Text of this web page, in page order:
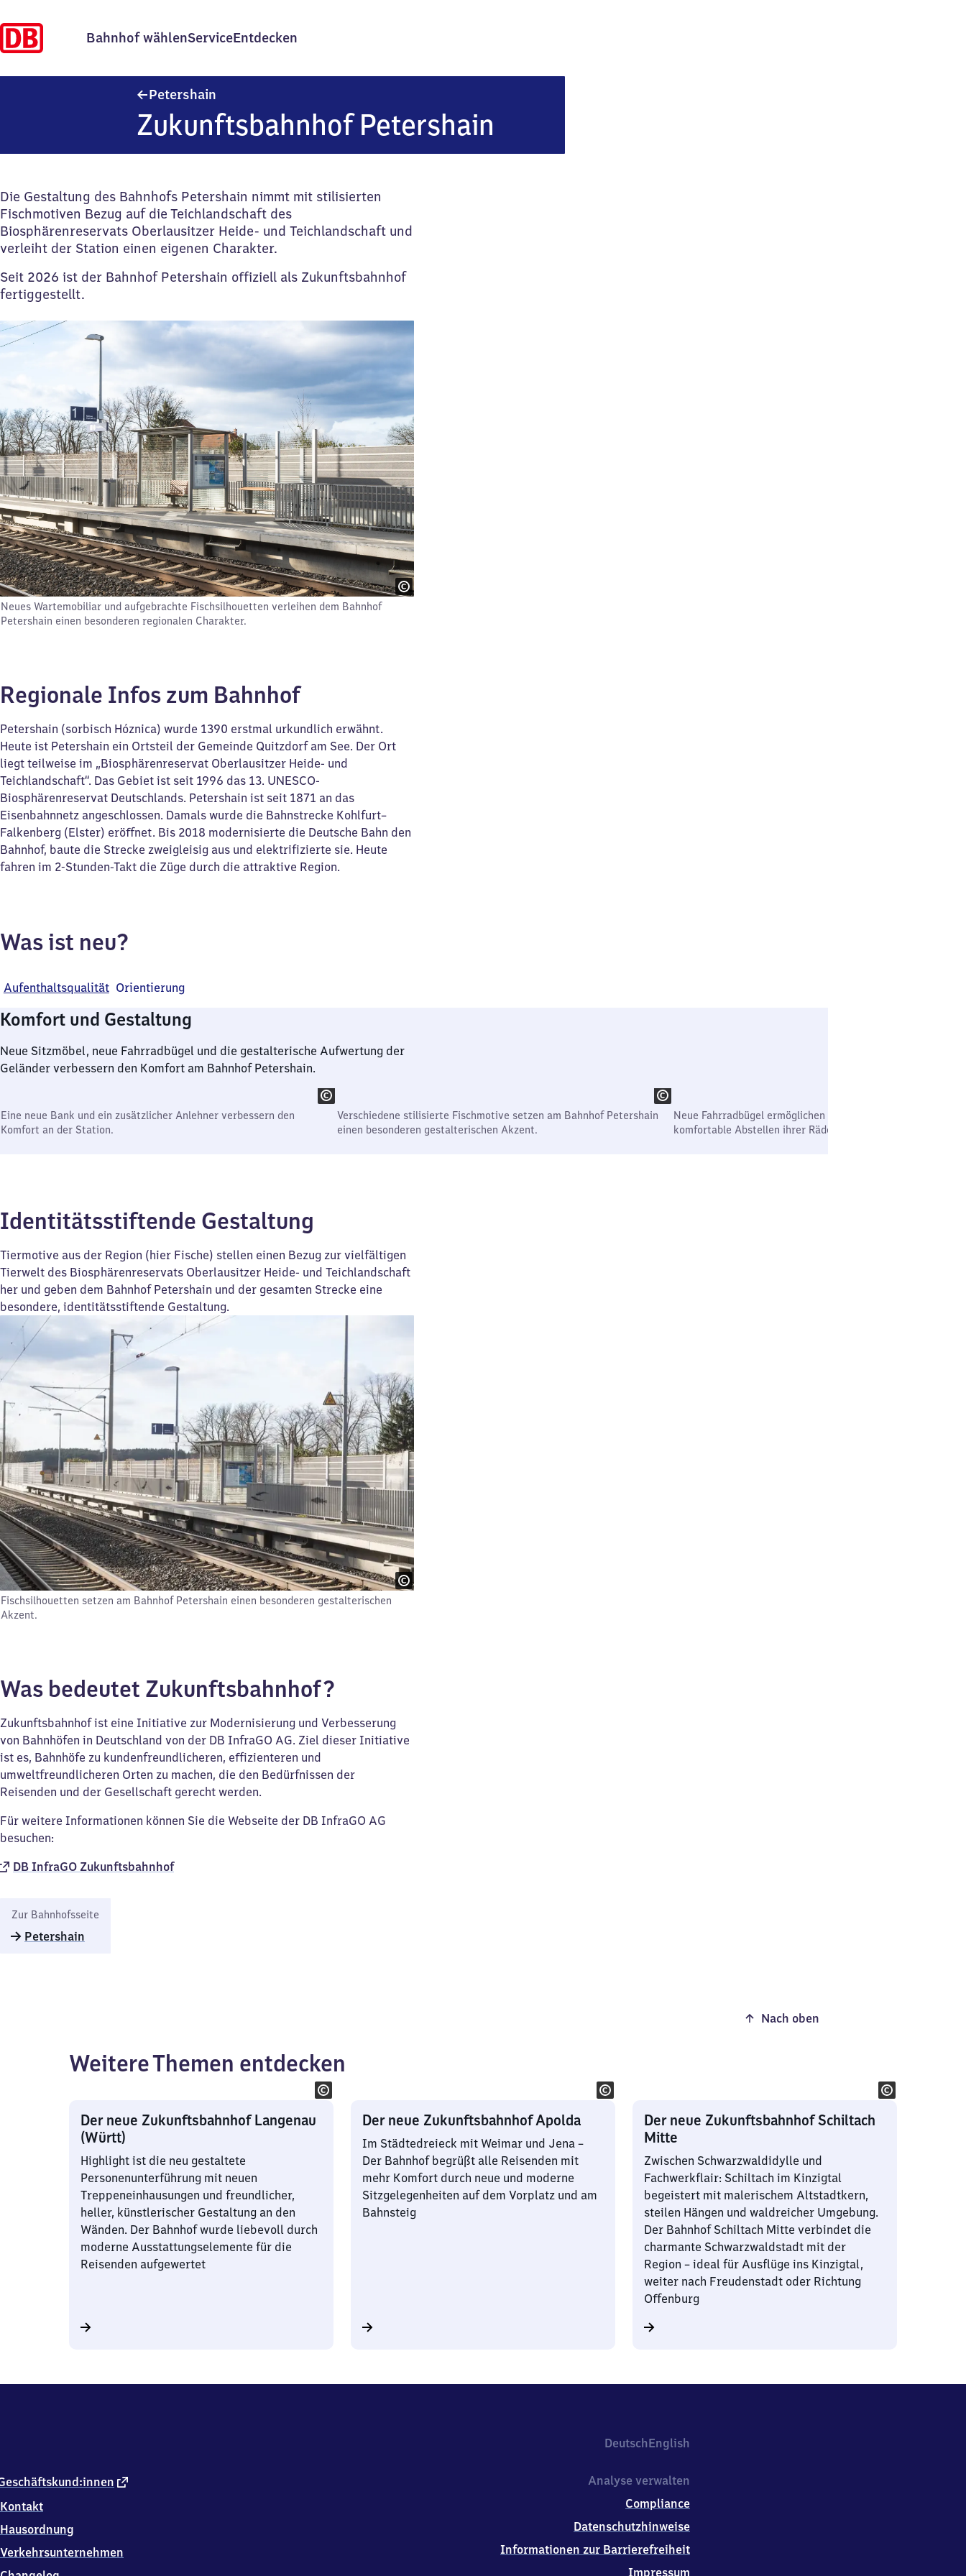
Bahnhof wählenServiceEntdecken
Petershain
Zukunftsbahnhof Petershain
Die Gestaltung des Bahnhofs Petershain nimmt mit stilisierten
Fischmotiven Bezug auf die Teichlandschaft des
Biosphärenreservats Oberlausitzer Heide- und Teichlandschaft und
verleiht der Station einen eigenen Charakter.
Seit 2026 ist der Bahnhof Petershain offiziell als Zukunftsbahnhof
fertiggestellt.
Neues Wartemobiliar und aufgebrachte Fischsilhouetten verleihen dem Bahnhof
Petershain einen besonderen regionalen Charakter.
Regionale Infos zum Bahnhof
Petershain (sorbisch Hóznica) wurde 1390 erstmal urkundlich erwähnt.
Heute ist Petershain ein Ortsteil der Gemeinde Quitzdorf am See. Der Ort
liegt teilweise im „Biosphärenreservat Oberlausitzer Heide- und
Teichlandschaft“. Das Gebiet ist seit 1996 das 13. UNESCO-
Biosphärenreservat Deutschlands. Petershain ist seit 1871 an das
Eisenbahnnetz angeschlossen. Damals wurde die Bahnstrecke Kohlfurt–
Falkenberg (Elster) eröffnet. Bis 2018 modernisierte die Deutsche Bahn den
Bahnhof, baute die Strecke zweigleisig aus und elektrifizierte sie. Heute
fahren im 2-Stunden-Takt die Züge durch die attraktive Region.
Was ist neu?
Aufenthaltsqualität Orientierung
Komfort und Gestaltung
Neue Sitzmöbel, neue Fahrradbügel und die gestalterische Aufwertung der
Geländer verbessern den Komfort am Bahnhof Petershain.
Eine neue Bank und ein zusätzlicher Anlehner verbessern den
Komfort an der Station.
Verschiedene stilisierte Fischmotive setzen am Bahnhof Petershain
einen besonderen gestalterischen Akzent.
Neue Fahrradbügel ermöglichen Reisenden und Besuchenden
komfortable Abstellen ihrer Räder am Bahnhof.
Identitätsstiftende Gestaltung
Tiermotive aus der Region (hier Fische) stellen einen Bezug zur vielfältigen
Tierwelt des Biosphärenreservats Oberlausitzer Heide- und Teichlandschaft
her und geben dem Bahnhof Petershain und der gesamten Strecke eine
besondere, identitätsstiftende Gestaltung.
Fischsilhouetten setzen am Bahnhof Petershain einen besonderen gestalterischen
Akzent.
Was bedeutet Zukunftsbahnhof?
Zukunftsbahnhof ist eine Initiative zur Modernisierung und Verbesserung
von Bahnhöfen in Deutschland von der DB InfraGO AG. Ziel dieser Initiative
ist es, Bahnhöfe zu kundenfreundlicheren, effizienteren und
umweltfreundlicheren Orten zu machen, die den Bedürfnissen der
Reisenden und der Gesellschaft gerecht werden.
Für weitere Informationen können Sie die Webseite der DB InfraGO AG
besuchen:
DB InfraGO Zukunftsbahnhof​
Zur Bahnhofsseite
Petershain
Nach oben
Weitere Themen entdecken
Der neue Zukunftsbahnhof Langenau
(Württ)
Highlight ist die neu gestaltete
Personenunterführung mit neuen
Treppeneinhausungen und freundlicher,
heller, künstlerischer Gestaltung an den
Wänden. Der Bahnhof wurde liebevoll durch
moderne Ausstattungselemente für die
Reisenden aufgewertet
Der neue Zukunftsbahnhof Apolda
Im Städtedreieck mit Weimar und Jena –
Der Bahnhof begrüßt alle Reisenden mit
mehr Komfort durch neue und moderne
Sitzgelegenheiten auf dem Vorplatz und am
Bahnsteig
Der neue Zukunftsbahnhof Schiltach
Mitte
Zwischen Schwarzwaldidylle und
Fachwerkflair: Schiltach im Kinzigtal
begeistert mit malerischem Altstadtkern,
steilen Hängen und waldreicher Umgebung.
Der Bahnhof Schiltach Mitte verbindet die
charmante Schwarzwaldstadt mit der
Region – ideal für Ausflüge ins Kinzigtal,
weiter nach Freudenstadt oder Richtung
Offenburg
DeutschEnglish
externer
Kontakt
Hausordnung
Verkehrsunternehmen
Analyse verwalten
Compliance
Datenschutzhinweise
Informationen zur Barrierefreiheit
Impressum